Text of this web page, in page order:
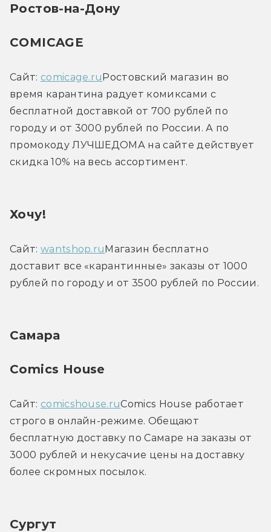
Ростов-на-Дону
COMICAGE
Сайт: comicage.ruРостовский магазин во
время карантина радует комиксами с
бесплатной доставкой от 700 рублей по
городу и от 3000 рублей по России. А по
промокоду ЛУЧШЕДОМА на сайте действует
скидка 10% на весь ассортимент.
Хочу!
Сайт: wantshop.ruМагазин бесплатно
доставит все «карантинные» заказы от 1000
рублей по городу и от 3500 рублей по России.
Самара
Comics House
Сайт: comicshouse.ruComics House работает
строго в онлайн-режиме. Обещают
бесплатную доставку по Самаре на заказы от
3000 рублей и некусачие цены на доставку
более скромных посылок.
Сургут